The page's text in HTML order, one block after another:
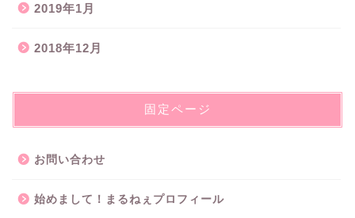
2019年1月
2018年12月
固定ページ
お問い合わせ
始めまして！まるねぇプロフィール